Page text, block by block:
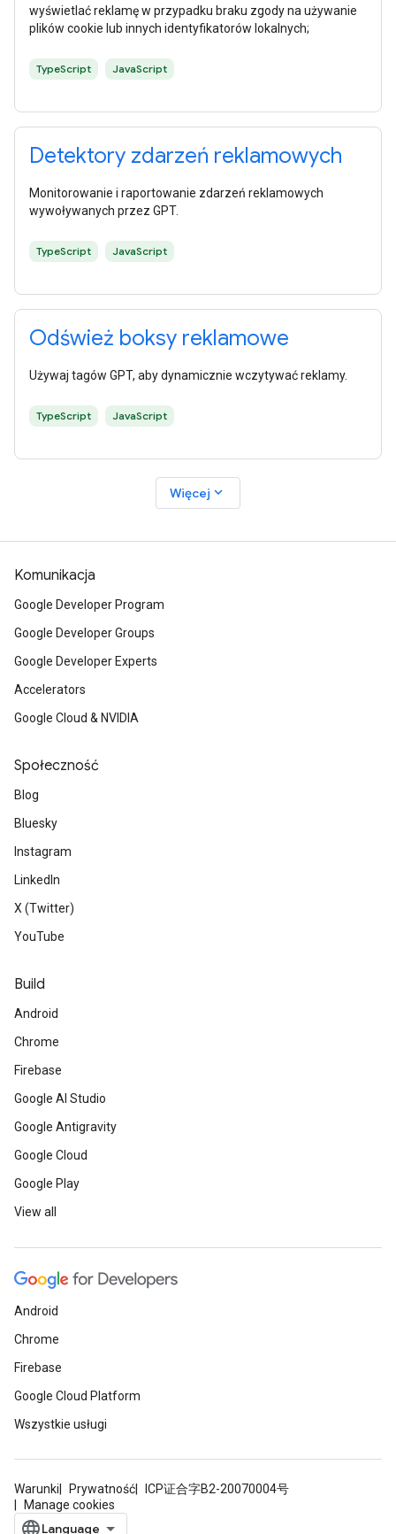
wyświetlać reklamę w przypadku braku zgody na używanie
plików cookie lub innych identyfikatorów lokalnych;
TypeScript JavaScript
Detektory zdarzeń reklamowych
Monitorowanie i raportowanie zdarzeń reklamowych
wywoływanych przez GPT.
TypeScript JavaScript
Odśwież boksy reklamowe
Używaj tagów GPT, aby dynamicznie wczytywać reklamy.
TypeScript JavaScript
Więcej expand_more
Komunikacja
Google Developer Program
Google Developer Groups
Google Developer Experts
Accelerators
Google Cloud & NVIDIA
Społeczność
Blog
Bluesky
Instagram
LinkedIn
X (Twitter)
YouTube
Build
Android
Chrome
Firebase
Google AI Studio
Google Antigravity
Google Cloud
Google Play
View all
Android
Chrome
Firebase
Google Cloud Platform
Wszystkie usługi
Warunki Prywatność
ICP证合字B2-20070004号
Manage cookies